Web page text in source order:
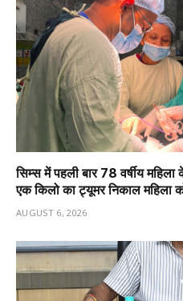
सिम्स में पहली बार 78 वर्षीय
एक किलो का ट्यूमर निकाल महिला
AUGUST 6, 2026